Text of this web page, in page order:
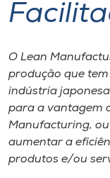
Atendimento ao
Portal de Ensino
A
O Lean
produção que
indústria
para a vantagem
Manufacturing,
aumentar a
produtos e/ou